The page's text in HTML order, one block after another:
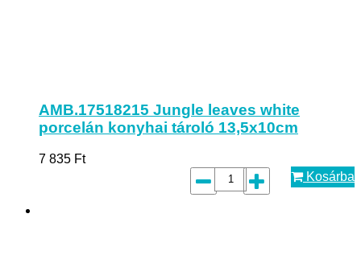
AMB.17518215 Jungle leaves white
porcelán konyhai tároló 13,5x10cm
7 835 Ft
Kosárba